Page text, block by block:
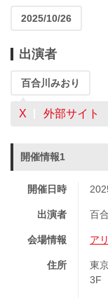
2025/10/26
出演者
百合川みおり
X 外部サイト
開催情報1
開催日時
出演者 百
会場情報 ア
住所
東
3F